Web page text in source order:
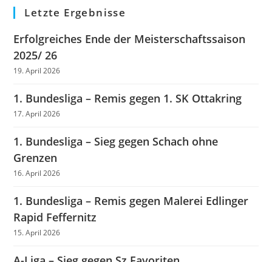
Letzte Ergebnisse
Erfolgreiches Ende der Meisterschaftssaison
2025/ 26
19. April 2026
1. Bundesliga – Remis gegen 1. SK Ottakring
17. April 2026
1. Bundesliga – Sieg gegen Schach ohne
Grenzen
16. April 2026
1. Bundesliga – Remis gegen Malerei Edlinger
Rapid Feffernitz
15. April 2026